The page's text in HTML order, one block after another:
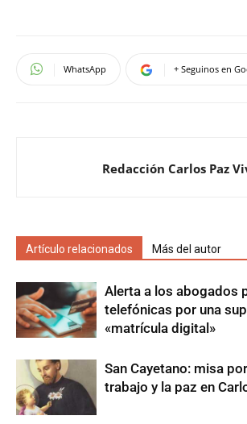
WhatsApp + Seguinos en
Redacción Carlos Paz
Artículo relacionados Más del autor
Alerta a los abogados
telefónicas por una
«matrícula digital»
San Cayetano: misa
trabajo y la paz en